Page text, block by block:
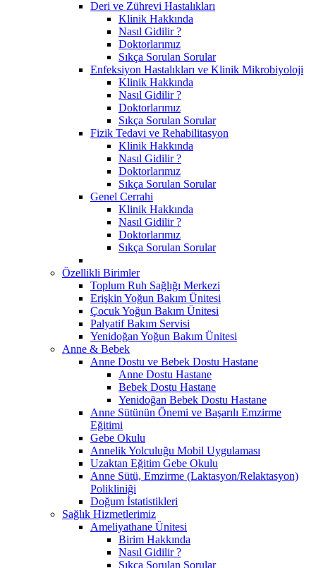
Deri ve Zührevi Hastalıkları
Klinik Hakkında
Nasıl Gidilir ?
Doktorlarımız
Sıkça Sorulan Sorular
Enfeksiyon Hastalıkları ve Klinik Mikrobiyoloji
Klinik Hakkında
Nasıl Gidilir ?
Doktorlarımız
Sıkça Sorulan Sorular
Fizik Tedavi ve Rehabilitasyon
Klinik Hakkında
Nasıl Gidilir ?
Doktorlarımız
Sıkça Sorulan Sorular
Genel Cerrahi
Klinik Hakkında
Nasıl Gidilir ?
Doktorlarımız
Sıkça Sorulan Sorular
Özellikli Birimler
Toplum Ruh Sağlığı Merkezi
Erişkin Yoğun Bakım Ünitesi
Çocuk Yoğun Bakım Ünitesi
Palyatif Bakım Servisi
Yenidoğan Yoğun Bakım Ünitesi
Anne & Bebek
Anne Dostu ve Bebek Dostu Hastane
Anne Dostu Hastane
Bebek Dostu Hastane
Yenidoğan Bebek Dostu Hastane
Anne Sütünün Önemi ve Başarılı Emzirme
Eğitimi
Gebe Okulu
Annelik Yolculuğu Mobil Uygulaması
Uzaktan Eğitim Gebe Okulu
Anne Sütü, Emzirme (Laktasyon/Relaktasyon)
Polikliniği
Doğum İstatistikleri
Sağlık Hizmetlerimiz
Ameliyathane Ünitesi
Birim Hakkında
Nasıl Gidilir ?
Sıkça Sorulan Sorular